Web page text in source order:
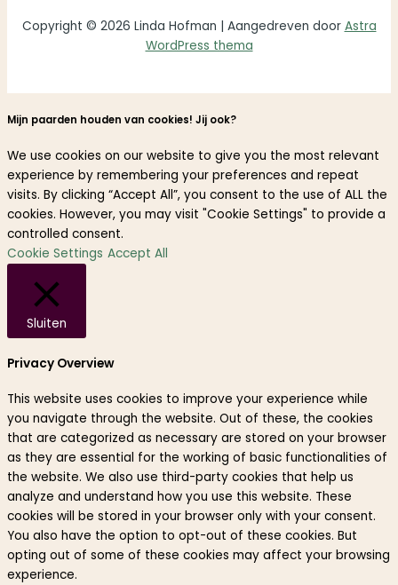
Copyright © 2026 Linda Hofman | Aangedreven door Astra
WordPress thema
Mijn paarden houden van cookies! Jij ook?
We use cookies on our website to give you the most relevant
experience by remembering your preferences and repeat
visits. By clicking “Accept All”, you consent to the use of ALL the
cookies. However, you may visit "Cookie Settings" to provide a
controlled consent.
Cookie Settings Accept All
Sluiten
Privacy Overview
This website uses cookies to improve your experience while
you navigate through the website. Out of these, the cookies
that are categorized as necessary are stored on your browser
as they are essential for the working of basic functionalities of
the website. We also use third-party cookies that help us
analyze and understand how you use this website. These
cookies will be stored in your browser only with your consent.
You also have the option to opt-out of these cookies. But
opting out of some of these cookies may affect your browsing
experience.